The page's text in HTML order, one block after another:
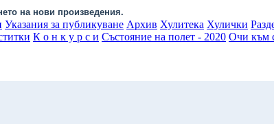
на нови произведения.
Указания за публикуване Архив Хулитека Хулички
К о н к у р с и Състояние на полет - 2020 Очи към